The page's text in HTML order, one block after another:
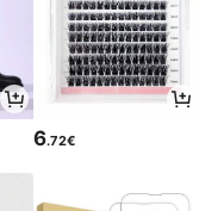
6.72€